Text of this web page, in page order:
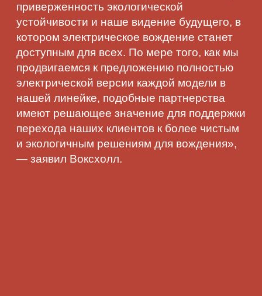
приверженность экологической
устойчивости и наше видение будущего, в
котором электрическое вождение станет
доступным для всех. По мере того, как мы
продвигаемся к предложению полностью
электрической версии каждой модели в
нашей линейке, подобные партнерства
имеют решающее значение для поддержки
перехода наших клиентов к более чистым
и экологичным решениям для вождения»,
— заявил Воксхолл.